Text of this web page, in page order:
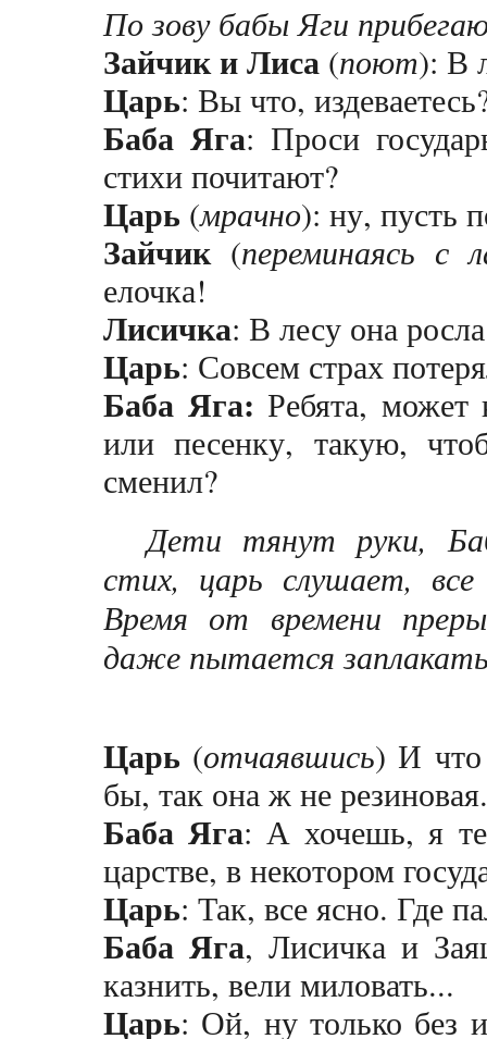
По зову бабы Яги
Зайчик и Лиса (поют): В
Царь: Вы что,
Баба Яга: Проси
стихи почитают?
Царь (мрачно): ну, пусть
Зайчик(переминаясь с
елочка!
Лисичка: В лесу она
Царь: Совсем страх
Баба Яга: Ребята, может
или песенку, такую,
сменил?
Дети тянут руки,
стих, царь слушает,
Время от времени
даже пытается
Царь (отчаявшись) И что
бы, так она ж не
Баба Яга: А хочешь, я
царстве, в некотором
Царь: Так, все ясно. Где
Баба Яга, Лисичка и
казнить, вели миловать...
Царь: Ой, ну только без